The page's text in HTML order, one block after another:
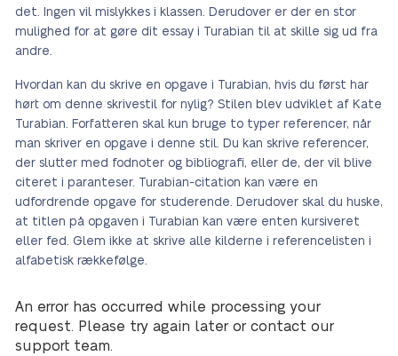
det. Ingen vil mislykkes i klassen. Derudover er der en stor
mulighed for at gøre dit essay i Turabian til at skille sig ud fra
andre.
Hvordan kan du skrive en opgave i Turabian, hvis du først har
hørt om denne skrivestil for nylig? Stilen blev udviklet af Kate
Turabian. Forfatteren skal kun bruge to typer referencer, når
man skriver en opgave i denne stil. Du kan skrive referencer,
der slutter med fodnoter og bibliografi, eller de, der vil blive
citeret i paranteser. Turabian-citation kan være en
udfordrende opgave for studerende. Derudover skal du huske,
at titlen på opgaven i Turabian kan være enten kursiveret
eller fed. Glem ikke at skrive alle kilderne i referencelisten i
alfabetisk rækkefølge.
An error has occurred while processing your
request. Please try again later or contact our
support team.